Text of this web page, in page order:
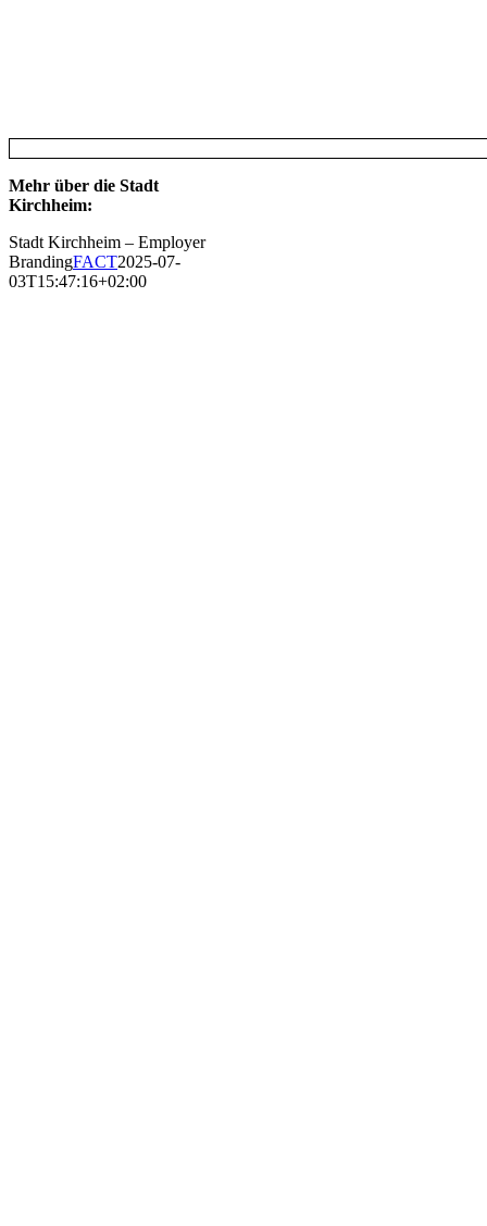
Mehr über die Stadt
Kirchheim:
Stadt Kirchheim – Employer
BrandingFACT2025-07-
03T15:47:16+02:00